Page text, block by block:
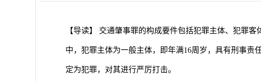
【导读】 交通肇事罪的构成要件包括犯罪主体、犯罪
中，犯罪主体为一般主体，即年满16周岁，具有刑事责
定为犯罪，对其进行严厉打击。